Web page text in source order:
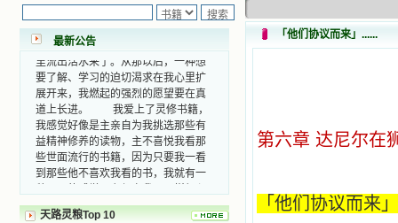
最新公告
梦中，我看到一本打开的用石头做的
味，我就更用力去舔，最后从这本书
要了解、学习的迫切渴求在我心里扩
展开来，我燃起的强烈的愿望要在真
道上长进。 我爱上了灵修书籍，
我感觉好像是主亲自为我挑选那些有
益精神修养的读物，主不喜悦我看那
些世面流行的书籍，因为只要我一看
到那些他不喜欢我看的书，我就有一
种厌恶的感觉。主保守我，那样细心
本不良的书籍。 善良的书使人向
天路灵粮Top 10
「他们协议而来」......
第六章 达尼尔在
「他们协议而来